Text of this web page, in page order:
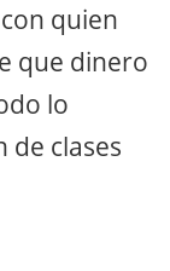
quien
que dinero
lo
de clases